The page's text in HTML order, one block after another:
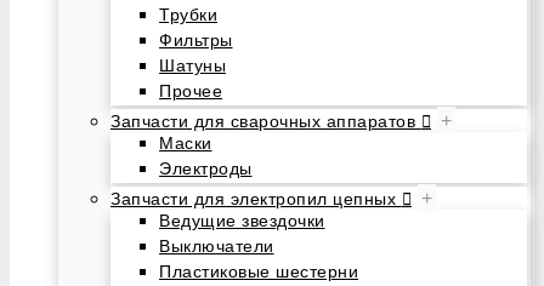
Трубки
Фильтры
Шатуны
Прочее
Запчасти для сварочных аппаратов
+
Маски
Электроды
Запчасти для электропил цепных
+
Ведущие звездочки
Выключатели
Пластиковые шестерни